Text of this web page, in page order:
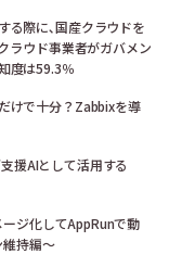
る際に､国産クラウドを
ラウド事業者がガバメン
度は59.3％
けで十分？Zabbixを導
援AIとして活用する
ジ化してAppRunで動
維持編～